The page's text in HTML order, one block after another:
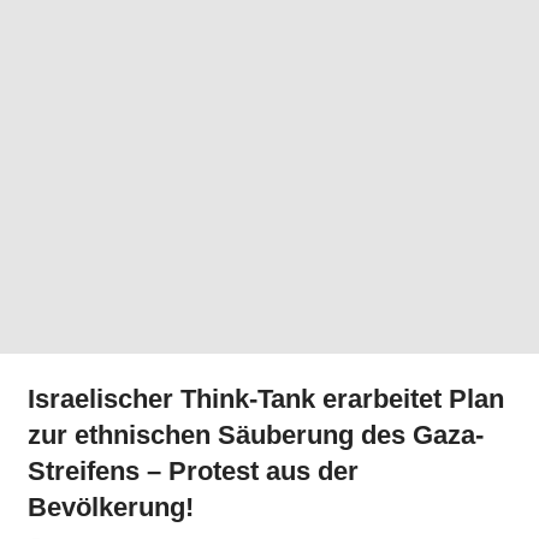
Israelischer Think-Tank erarbeitet Plan
zur ethnischen Säuberung des Gaza-
Streifens – Protest aus der
Bevölkerung!